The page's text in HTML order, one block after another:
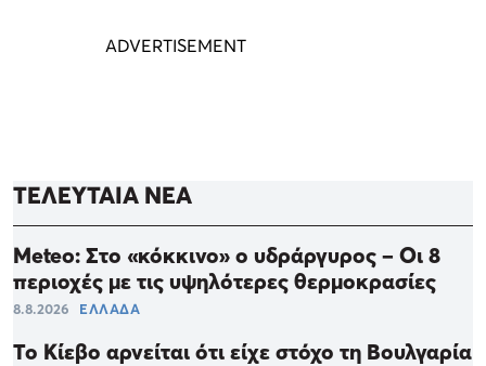
ΤΕΛΕΥΤΑΙΑ ΝΕΑ
Meteo: Στο «κόκκινο» ο υδράργυρος – Οι 8
περιοχές με τις υψηλότερες θερμοκρασίες
8.8.2026 ΕΛΛΑΔΑ
Το Κίεβο αρνείται ότι είχε στόχο τη Βουλγαρία